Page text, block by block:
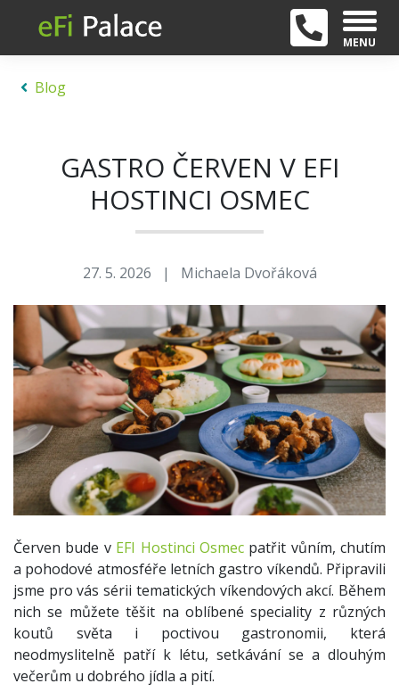
MENU
Blog
GASTRO ČERVEN V EFI
HOSTINCI OSMEC
27. 5. 2026 | Michaela Dvořáková
Červen bude v EFI Hostinci Osmecpatřit vůním, chutím
a pohodové atmosféře letních gastro víkendů. Připravili
jsme pro vás sérii tematických víkendových akcí. Během
nich se můžete těšit na oblíbené speciality z různých
koutů světa i poctivou gastronomii, která
neodmyslitelně patří k létu, setkávání se a dlouhým
večerům u dobrého jídla a pití.